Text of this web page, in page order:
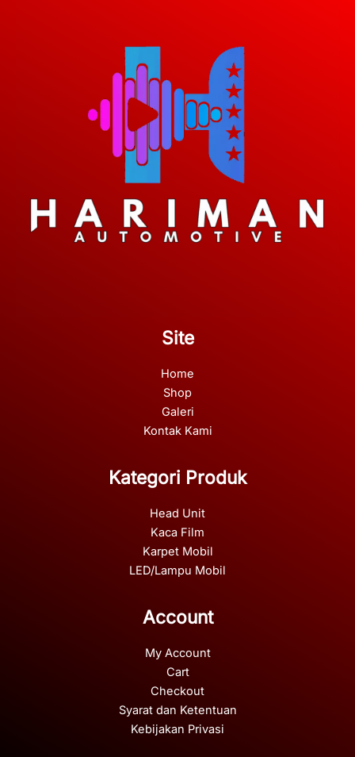
Site
Home
Shop
Galeri
Kontak Kami
Kategori Produk
Head Unit
Kaca Film
Karpet Mobil
LED/Lampu Mobil
Account
My Account
Cart
Checkout
Syarat dan Ketentuan
Kebijakan Privasi